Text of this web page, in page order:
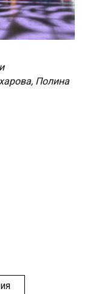
Полина